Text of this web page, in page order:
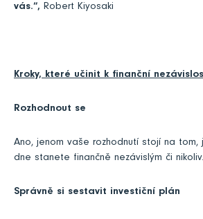
vás.“, Robert Kiyosaki
Kroky, které učinit k finanční
Rozhodnout se
Ano, jenom vaše rozhodnutí stojí na
dne stanete finančně nezávislým či nikoliv.
Správně si sestavit investiční plán